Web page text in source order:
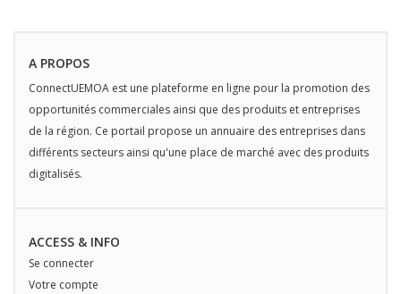
A PROPOS
ConnectUEMOA est une plateforme en ligne pour la promotion des
opportunités commerciales ainsi que des produits et entreprises
de la région. Ce portail propose un annuaire des entreprises dans
différents secteurs ainsi qu'une place de marché avec des produits
digitalisés.
ACCESS & INFO
Se connecter
Votre compte